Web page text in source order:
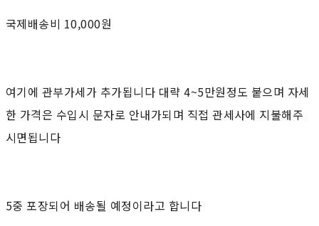
국제배송비 10,000원
여기에 관부가세가 추가됩니다 대략 4~5만원정도 붙으며 자세
한 가격은 수입시 문자로 안내가되며 직접 관세사에 지불해주
시면됩니다
5중 포장되어 배송될 예정이라고 합니다